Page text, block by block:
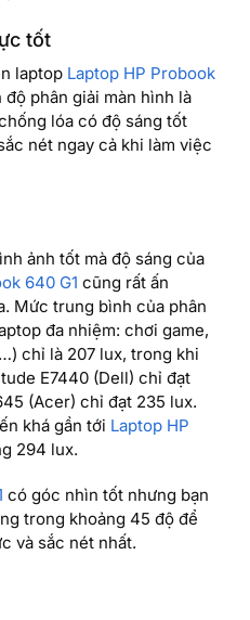
tốt
laptop Laptop HP Probook
độ phân giải màn hình là
lóa có độ sáng tốt
nét ngay cả khi làm việc
ảnh tốt mà độ sáng của
640 G1 cũng rất ấn
Mức trung bình của phân
đa nhiệm: chơi game,
chỉ là 207 lux, trong khi
E7440 (Dell) chỉ đạt
(Acer) chỉ đạt 235 lux.
khá gần tới Laptop HP
294 lux.
có góc nhìn tốt nhưng bạn
trong khoảng 45 độ để
và sắc nét nhất.